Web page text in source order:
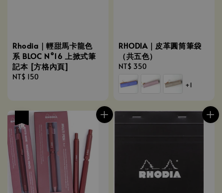
Rhodia｜輕甜馬卡龍色
系 BLOC N°16 上掀式筆
記本 [方格內頁]
Regular
NT$ 150
RHODIA｜皮革圓筒筆袋
（共五色）
Regular
NT$ 350
+1